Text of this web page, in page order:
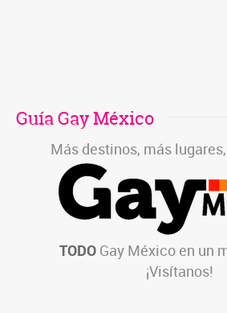
Guía Gay México
Más destinos, más
TODOGay México en un
¡Visítanos!